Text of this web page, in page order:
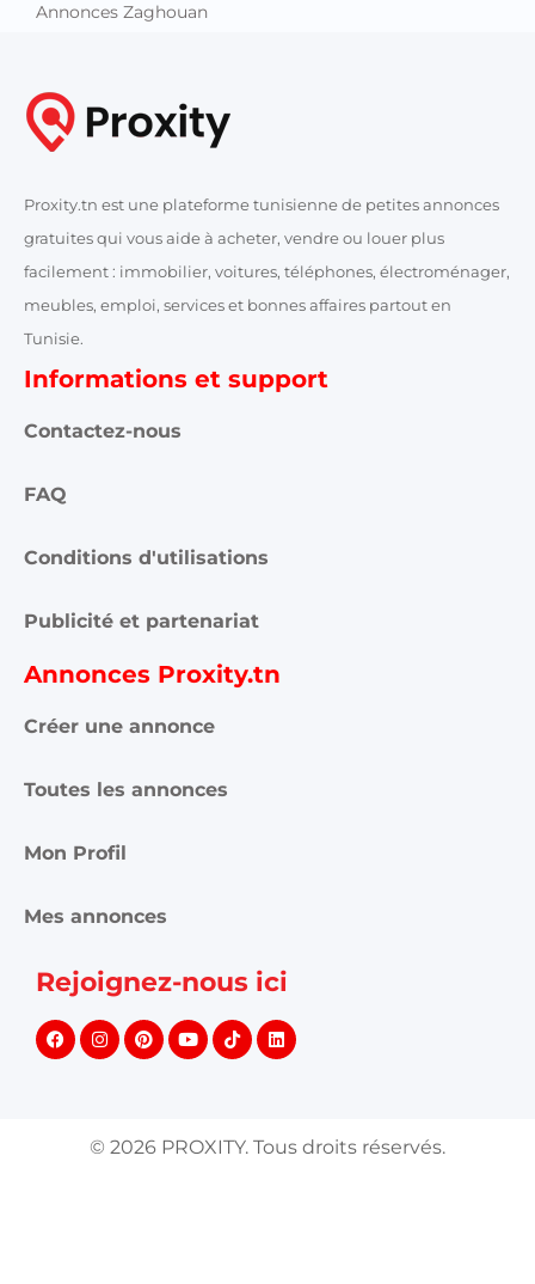
Annonces Zaghouan
Proxity.tn est une plateforme tunisienne de petites annonces
gratuites qui vous aide à acheter, vendre ou louer plus
facilement : immobilier, voitures, téléphones, électroménager,
meubles, emploi, services et bonnes affaires partout en
Tunisie.
Informations et support
Contactez-nous
FAQ
Conditions d'utilisations
Publicité et partenariat
Annonces Proxity.tn
Créer une annonce
Toutes les annonces
Mon Profil
Mes annonces
Rejoignez-nous ici
© 2026 PROXITY. Tous droits réservés.